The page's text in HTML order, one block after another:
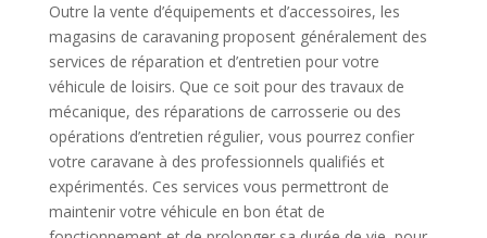
Outre la vente d’équipements et d’accessoires, les
magasins de caravaning proposent généralement des
services de réparation et d’entretien pour votre
véhicule de loisirs. Que ce soit pour des travaux de
mécanique, des réparations de carrosserie ou des
opérations d’entretien régulier, vous pourrez confier
votre caravane à des professionnels qualifiés et
expérimentés. Ces services vous permettront de
maintenir votre véhicule en bon état de